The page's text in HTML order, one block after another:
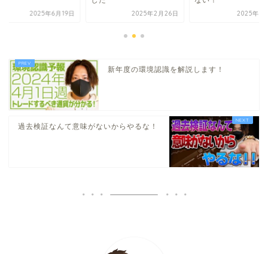
2025年6月19日 2025年2月26日 2025年4
新年度の環境認識を解説します！
過去検証なんて意味がないからやるな！